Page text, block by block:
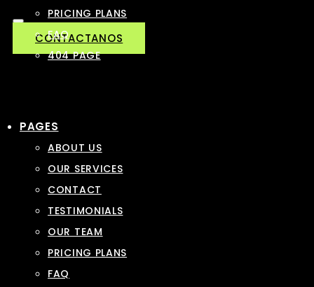
CONTACTANOS
PRICING PLANS
FAQ
404 PAGE
PAGES
ABOUT US
OUR SERVICES
CONTACT
TESTIMONIALS
OUR TEAM
PRICING PLANS
FAQ